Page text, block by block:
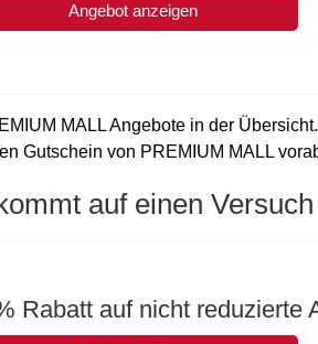
Angebot anzeigen
MALL Angebote in der
Gutschein von PREMIUM MALL
auf einen Versuch
Rabatt auf nicht reduzierte